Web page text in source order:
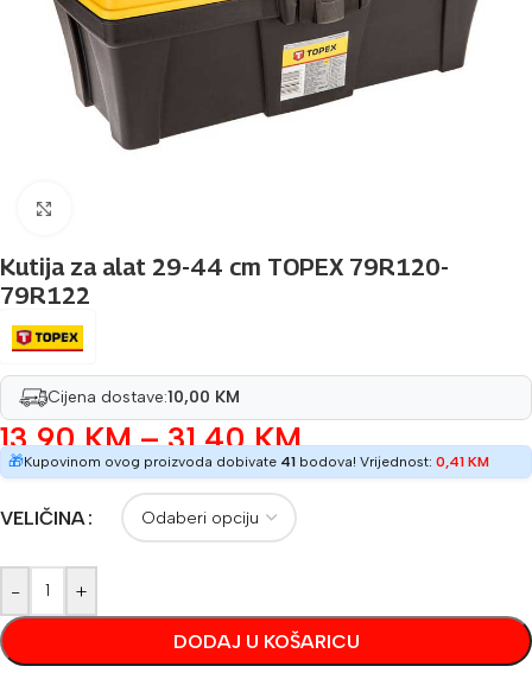
Kutija za alat 29-44 cm TOPEX 79R120-
79R122
Cijena dostave:10,00 KM
13,90KM – 31,40KM
🎁Kupovinom ovog proizvoda dobivate 41 bodova! Vrijednost: 0,41 KM
VELIČINA
- +
DODAJ U KOŠARICU